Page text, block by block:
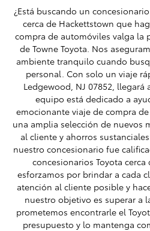
¿Está buscando un
cerca de Hackettstown que
compra de automóviles valga la
de Towne Toyota. Nos
ambiente tranquilo cuando
personal. Con solo un viaje
Ledgewood, NJ 07852, llegará
equipo está dedicado a
emocionante viaje de compra
una amplia selección de nuevos
al cliente y ahorros
nuestro concesionario fue
concesionarios Toyota
esforzamos por brindar a cada
atención al cliente posible y
nuestro objetivo es superar a
prometemos encontrarle el
presupuesto y lo mantenga